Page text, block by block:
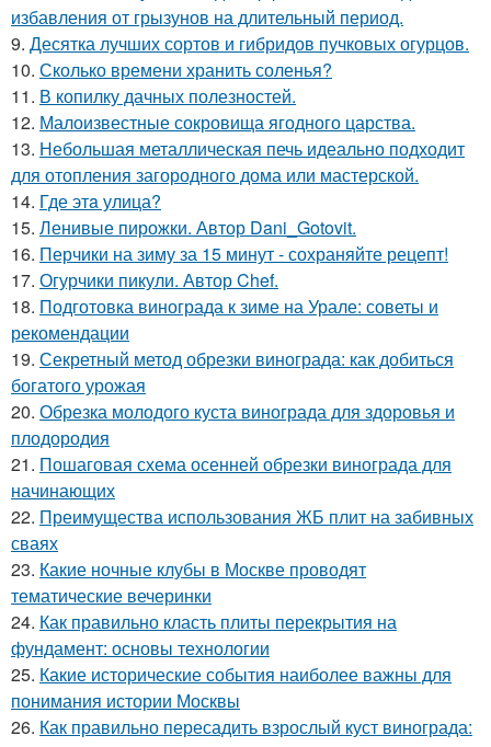
избавления от грызунов на длительный период.
9. Десятка лучших сортов и гибридов пучковых огурцов.
10. Сколько времени хранить соленья?
11. В копилку дачных полезностей.
12. Малоизвестные сокровища ягодного царства.
13. Небольшая металлическая печь идеально подходит
для отопления загородного дома или мастерской.
14. Где этa улица?
15. Ленивые пирожки. Автор Dani_Gotovit.
16. Перчики на зиму за 15 минут - сохраняйте рецепт!
17. Огурчики пикули. Автор Chef.
18. Подготовка винограда к зиме на Урале: советы и
рекомендации
19. Секретный метод обрезки винограда: как добиться
богатого урожая
20. Обрезка молодого куста винограда для здоровья и
плодородия
21. Пошаговая схема осенней обрезки винограда для
начинающих
22. Преимущества использования ЖБ плит на забивных
сваях
23. Какие ночные клубы в Москве проводят
тематические вечеринки
24. Как правильно класть плиты перекрытия на
фундамент: основы технологии
25. Какие исторические события наиболее важны для
понимания истории Москвы
26. Как правильно пересадить взрослый куст винограда: